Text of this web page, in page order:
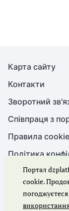
Карта сайту
Контакти
Зворотний
Співпраця з
Правила cookie
Політика
© Держзакупівлі,
Портал
cookie.